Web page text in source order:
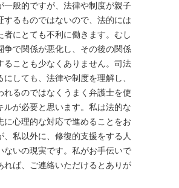
一般的ですが、法律や制度が親子
するものではないので、法的には
者にとても不利に働きます。むし
争で関係が悪化し、その後の関係
ることも少なくありません。司法
にしても、法律や制度を理解し、
れるのではなくうまく弁護士を使
ルが必要と思います。私は法的な
に心理的な対応で進めることをお
、私以外に、修復的支援をする人
ないの現実です。私がお手伝いで
れば、ご連絡いただけるとありが